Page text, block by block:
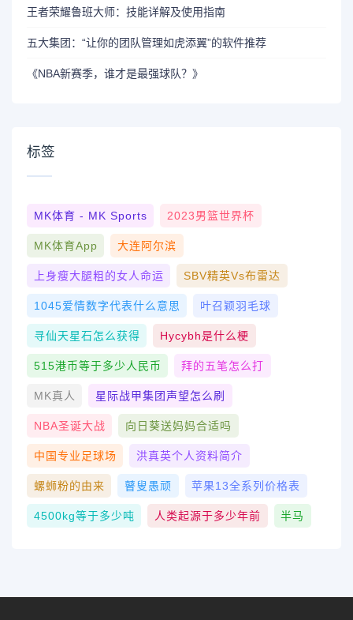
王者荣耀鲁班大师：技能详解及使用指南
五大集团：“让你的团队管理如虎添翼”的软件推荐
《NBA新赛季，谁才是最强球队？》
标签
MK体育 - MK Sports 2023男篮世界杯
MK体育App 大连阿尔滨
上身瘦大腿粗的女人命运 SBV精英vs布雷达
1045爱情数字代表什么意思 叶召颖羽毛球
寻仙天星石怎么获得 Hycybh是什么梗
515港币等于多少人民币 拜的五笔怎么打
MK真人 星际战甲集团声望怎么刷
NBA圣诞大战 向日葵送妈妈合适吗
中国专业足球场 洪真英个人资料简介
螺蛳粉的由来 瞽叟愚顽 苹果13全系列价格表
4500kg等于多少吨 人类起源于多少年前 半马